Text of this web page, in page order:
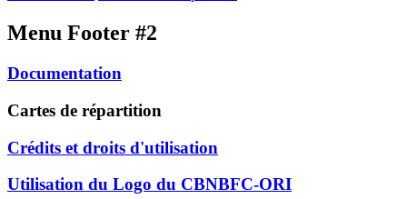
Menu Footer #2
Documentation
Cartes de répartition
Crédits et droits d'utilisation
Utilisation du Logo du CBNBFC-ORI